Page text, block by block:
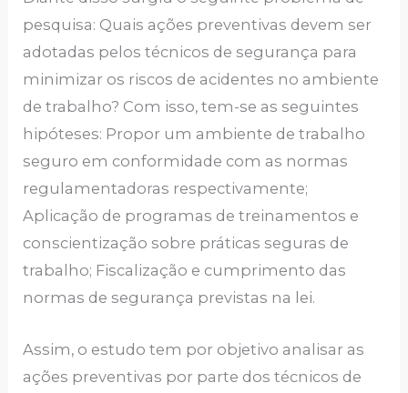
pesquisa: Quais ações preventivas devem ser
adotadas pelos técnicos de segurança para
minimizar os riscos de acidentes no ambiente
de trabalho? Com isso, tem-se as seguintes
hipóteses: Propor um ambiente de trabalho
seguro em conformidade com as normas
regulamentadoras respectivamente;
Aplicação de programas de treinamentos e
conscientização sobre práticas seguras de
trabalho; Fiscalização e cumprimento das
normas de segurança previstas na lei.
Assim, o estudo tem por objetivo analisar as
ações preventivas por parte dos técnicos de